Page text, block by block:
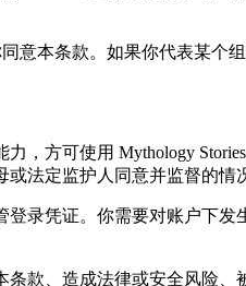
意本条款。如果你代表某
，方可使用 Mythology
法定监护人同意并监督的情
录凭证。你需要对账户下
款、造成法律或安全风险